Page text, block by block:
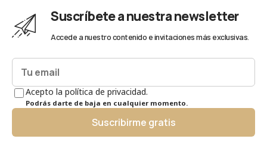
Suscríbete a nuestra newsletter
Accede a nuestro contenido e invitaciones más exclusivas.
Acepto la política de privacidad.
Podrás darte de baja en cualquier momento.
Suscribirme gratis